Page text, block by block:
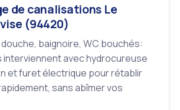
de canalisations Le
(94420)
baignoire, WC bouchés:
interviennent avec hydrocureuse
et furet électrique pour rétablir
sans abîmer vos